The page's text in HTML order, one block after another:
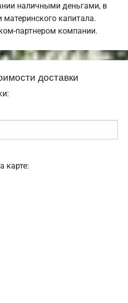
наличными деньгами, в
капитала.
партнером компании.
доставки
карте: